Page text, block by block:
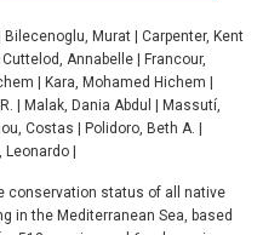
Murat | Carpenter, Kent
Annabelle | Francour,
| Kara, Mohamed Hichem |
| Malak, Dania Abdul | Massutí,
Costas | Polidoro, Beth A. |
|
conservation status of all native
in the Mediterranean Sea, based